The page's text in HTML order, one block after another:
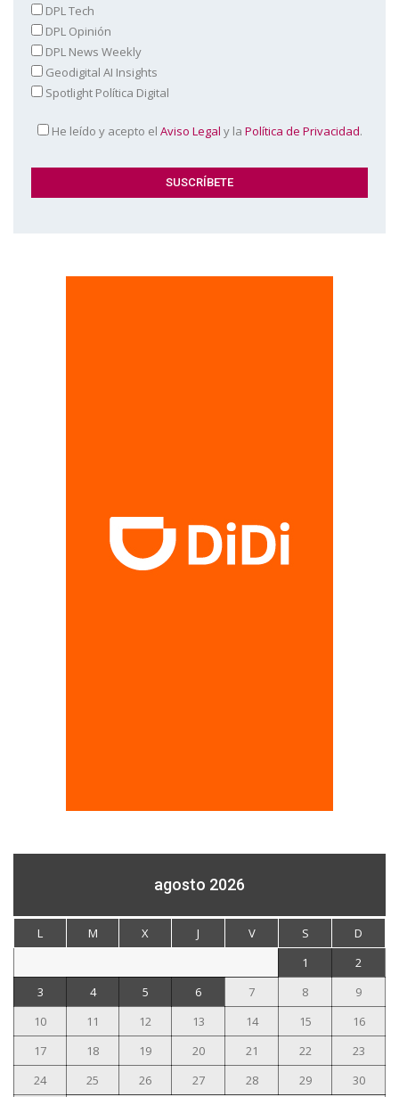
DPL Tech
DPL Opinión
DPL News Weekly
Geodigital AI Insights
Spotlight Política Digital
He leído y acepto el Aviso Legal y la Política de Privacidad.
agosto 2026
L M X J V S
D
1
2
3
4 5 6 7 8
9
10
11 12 13 14 15
16
17
18 19 20 21 22
23
24
25 26 27 28 29 30